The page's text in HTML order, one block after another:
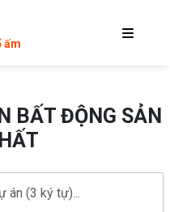
ấm
BẤT ĐỘNG SẢN